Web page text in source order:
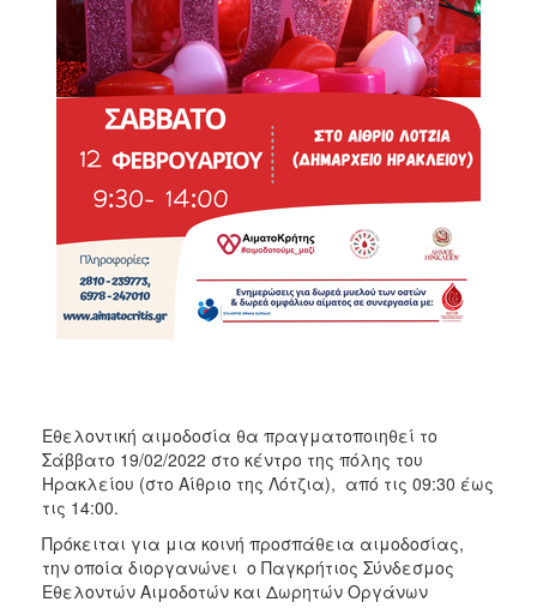
ΤΟΠΟΣ
ΠΟΛΙΤΙΣΜΟΣ
ΑΝΘΕΚΤΙΚΗ
Εθελοντική αιμοδοσία θα πραγματοποιηθεί το
Σάββατο 19/02/2022 στο κέντρο της πόλης του
Ηρακλείου (στο Αίθριο της Λότζια), από τις 09:30 έως
τις 14:00.
Πρόκειται για μια κοινή προσπάθεια αιμοδοσίας,
την οποία διοργανώνει ο Παγκρήτιος Σύνδεσμος
Εθελοντών Αιμοδοτών και Δωρητών Οργάνων